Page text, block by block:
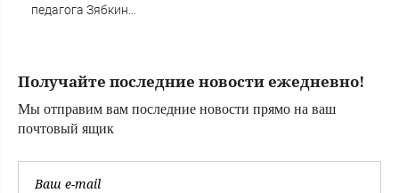
педагога Зябкина
Получайте последние новости ежедневно!
Мы отправим вам последние новости прямо на ваш
почтовый ящик